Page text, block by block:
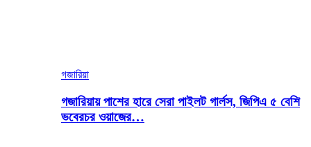
গজারিয়া
গজারিয়ায় পাশের হারে সেরা পাইলট গার্লস, জিপিএ ৫ বেশি
ভবেরচর ওয়াজের…